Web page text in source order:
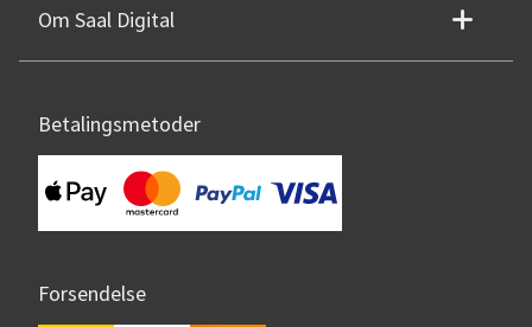
Om Saal Digital
Betalingsmetoder
Forsendelse